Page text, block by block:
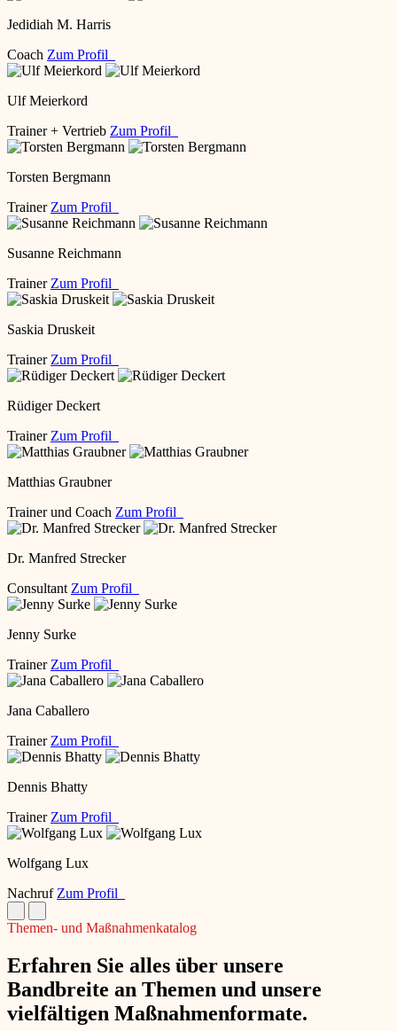
Jedidiah M. Harris
Coach Zum Profil
Ulf Meierkord
Trainer + Vertrieb Zum Profil
Torsten Bergmann
Trainer Zum Profil
Susanne Reichmann
Trainer Zum Profil
Saskia Druskeit
Trainer Zum Profil
Rüdiger Deckert
Trainer Zum Profil
Matthias Graubner
Trainer und Coach Zum Profil
Dr. Manfred Strecker
Consultant Zum Profil
Jenny Surke
Trainer Zum Profil
Jana Caballero
Trainer Zum Profil
Dennis Bhatty
Trainer Zum Profil
Wolfgang Lux
Nachruf Zum Profil
Themen- und Maßnahmenkatalog
Erfahren Sie alles über unsere
Bandbreite an Themen und unsere
vielfältigen Maßnahmenformate.